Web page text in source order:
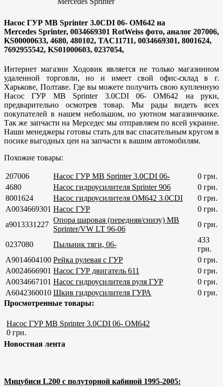
Насос ГУР MB Sprinter 3.0CDI 06- OM642 на
Mercedes Sprinter, 0034669301 RotWeiss фото, аналог 207006,
KS00000633, 4680, 480102, TAC11711, 0034669301, 8001624,
7692955542, KS01000603, 0237054,
Интернет магазин Ходовик является не только магазинном
удаленной торговли, но и имеет свой офис-склад в г.
Харькове, Полтаве. Где вы можете получить свою купленную
Насос ГУР MB Sprinter 3.0CDI 06- OM642 на руки,
предварительно осмотрев товар. Мы рады видеть всех
покупателей в нашем небольшом, но уютном магазинчкике.
Так же запчасти на Мерседес мы отправляем по всей украине.
Наши менеджеры готовы стать для вас спасательным кругом в
посике выгодных цен на запчасти к вашим автомобилям.
Похожие товары:
207006 Насос ГУР MB Sprinter 3.0CDI 06-
0 грн.
4680
Насос гидроусилителя Sprinter 906
0 грн.
8001624
Насос гидроусилителя OM642 3.0CDI
0 грн.
A0034669301 Насос ГУР
0 грн.
a9013331227
Опора шаровая (передняя/снизу) MB
Sprinter/VW LT 96-06
0 грн.
0237080 Пыльник тяги, 06-
433
грн.
A9014604100 Рейка рулевая с ГУР
0 грн.
A0024666901 Насос ГУР двигатель 611
0 грн.
A0034667101 Насос гидроусилителя руля ГУР
0 грн.
A6042360010 Шкив гидроусилителя ГУРА
0 грн.
Просмотренные товары:
Насос ГУР MB Sprinter 3.0CDI 06- OM642
0 грн.
Новостная лента
Мицубиси L200 с полуторной кабиной 1995-2005: